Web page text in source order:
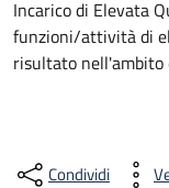
Incarico di Elevata
funzioni/attività di
risultato
Condividi